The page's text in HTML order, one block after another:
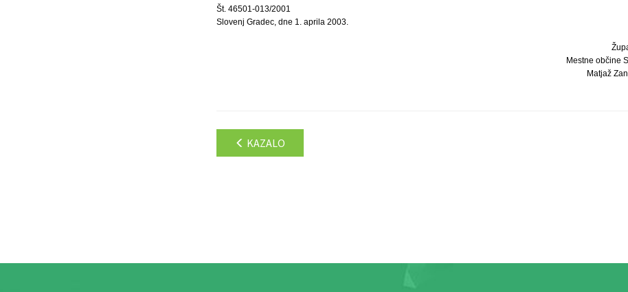
Št. 46501-013/2001
Slovenj Gradec, dne 1. aprila 2003.
Mestne občine
Matjaž
KAZALO